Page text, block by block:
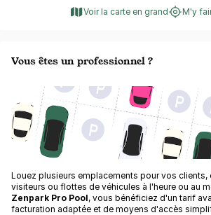
Voir la carte en grand M'y
Vous êtes un professionnel ?
Louez plusieurs emplacements pour vos clients,
visiteurs ou flottes de véhicules à l'heure ou au
Zenpark Pro Pool, vous bénéficiez d'un tarif
facturation adaptée et de moyens d'accès